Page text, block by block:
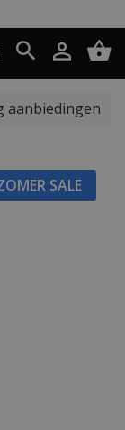
aanbiedingen
SALE